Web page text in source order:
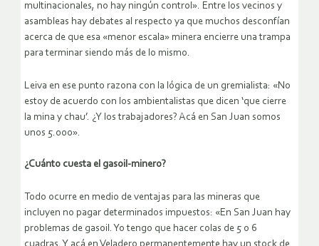
multinacionales, no hay ningún control». Entre los vecinos y
asambleas hay debates al respecto ya que muchos desconfían
acerca de que esa «menor escala» minera encierre una trampa
para terminar siendo más de lo mismo.
Leiva en ese punto razona con la lógica de un gremialista: «No
estoy de acuerdo con los ambientalistas que dicen ‘que cierre
la mina y chau’. ¿Y los trabajadores? Acá en San Juan somos
unos 5.000».
¿Cuánto cuesta el gasoil-minero?
Todo ocurre en medio de ventajas para las mineras que
incluyen no pagar determinados impuestos: «En San Juan hay
problemas de gasoil. Yo tengo que hacer colas de 5 o 6